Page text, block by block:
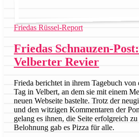
Friedas Rüssel-Report
Friedas Schnauzen-
Velberter Revier
Frieda berichtet in ihrem Tagebuch von
Tag in Velbert, an dem sie mit einem
neuen Webseite bastelte. Trotz der
und den witzigen Kommentaren der
gelang es ihnen, die Seite erfolgreich
Belohnung gab es Pizza für alle.